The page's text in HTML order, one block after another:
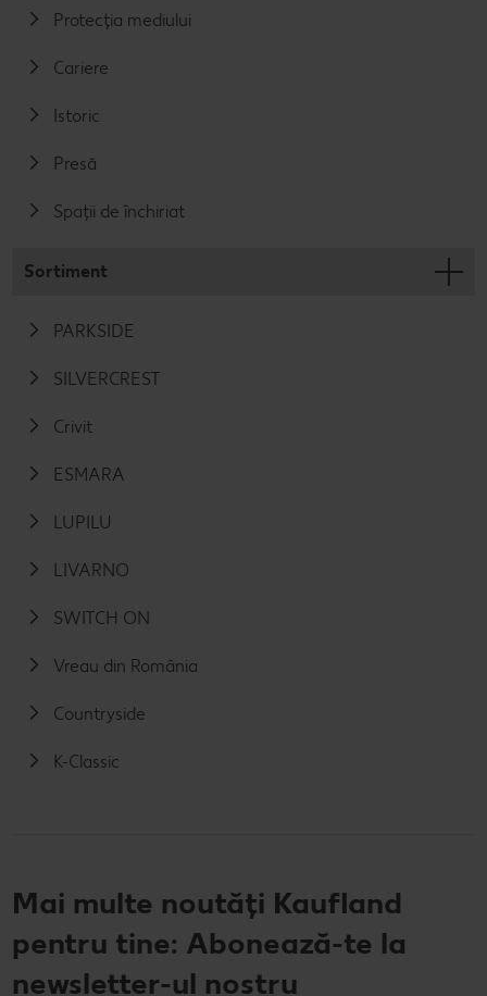
Protecția mediului
Cariere
Istoric
Presă
Spații de închiriat
Sortiment
PARKSIDE
SILVERCREST
Crivit
ESMARA
LUPILU
LIVARNO
SWITCH ON
Vreau din România
Countryside
K-Classic
Mai multe noutăți Kaufland
pentru tine: Abonează-te la
newsletter-ul nostru